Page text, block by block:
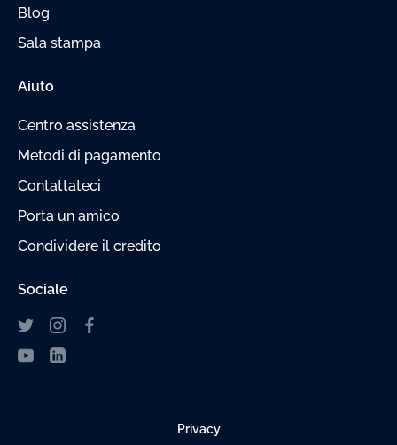
Blog
Sala stampa
Aiuto
Centro assistenza
Metodi di pagamento
Contattateci
Porta un amico
Condividere il credito
Sociale
Privacy